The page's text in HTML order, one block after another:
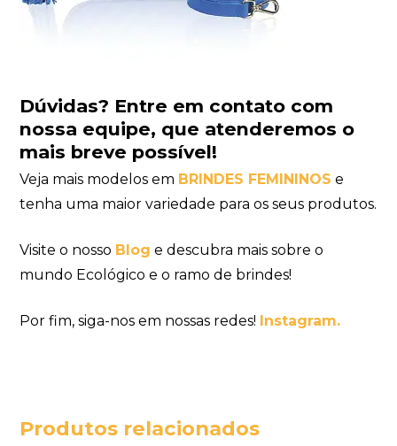
Dúvidas? Entre em contato com
nossa equipe, que atenderemos o
mais breve possível!
Veja mais modelos em BRINDES FEMININOS e
tenha uma maior variedade para os seus produtos.
Visite o nosso Blog e descubra mais sobre o
mundo Ecológico e o ramo de brindes!
Por fim, siga-nos em nossas redes! Instagram.
Produtos relacionados